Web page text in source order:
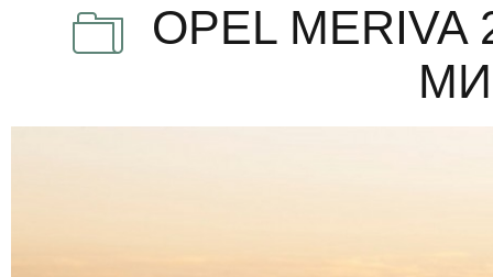
OPEL